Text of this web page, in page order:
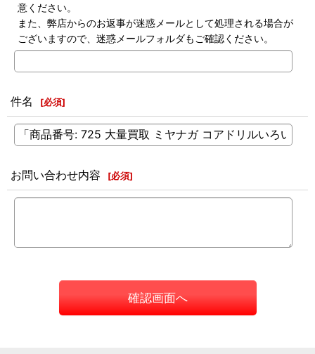
意ください。
また、弊店からのお返事が迷惑メールとして処理される場合が
ございますので、迷惑メールフォルダもご確認ください。
件名 [必須]
お問い合わせ内容 [必須]
確認画面へ